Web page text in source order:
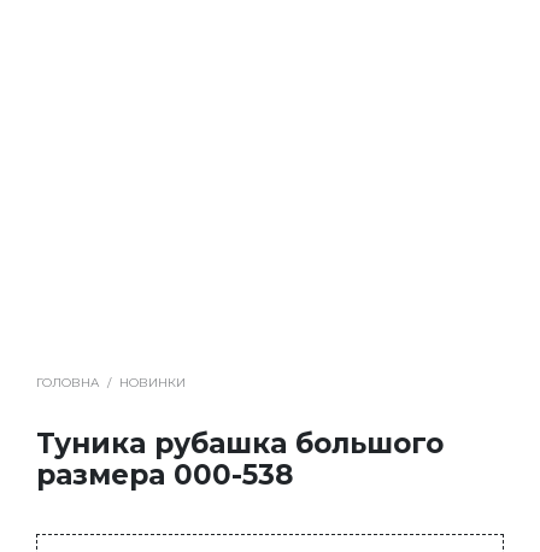
ГОЛОВНА / НОВИНКИ
Туника рубашка большого
размера 000-538